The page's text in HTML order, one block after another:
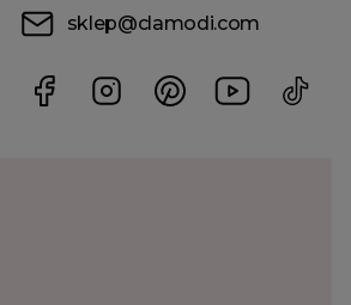
sklep@clamodi.com